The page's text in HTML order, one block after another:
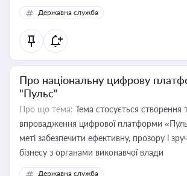
Державна служба
Про національну цифрову
"Пульс"
Про що тема: Тема стосується створення
впровадження цифрової платформи
меті забезпечити ефективну, прозору і
бізнесу з органами виконавчої влади
Державна служба